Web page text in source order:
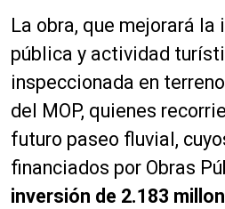
La obra, que mejorará
pública y actividad
inspeccionada en
del MOP, quienes
futuro paseo fluvial,
financiados por Obras
inversión de 2.183